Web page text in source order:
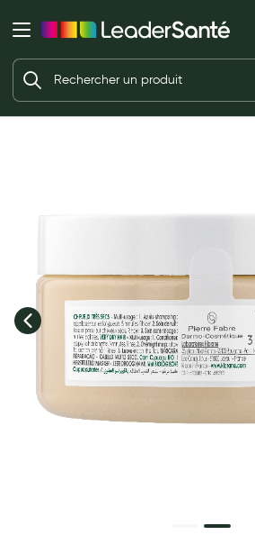
Ma Pharmacie LeaderSanté
Ouvrir l'application
Votre
Beauté et soin
Minceur
Soins mains et ongles
Soins des pieds
Dentifrices et bains de bouche
Brosses à dents et accessoires dentaires
Maquillage